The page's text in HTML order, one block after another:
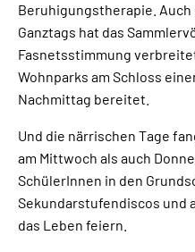
Beruhigungstherapie.
Ganztags hat das
Fasnetsstimmung
Wohnparks am Schloss
Nachmittag bereitet.
Und die närrischen Tage
am Mittwoch als auch
SchülerInnen in den
Sekundarstufendiscos und
das Leben feiern.